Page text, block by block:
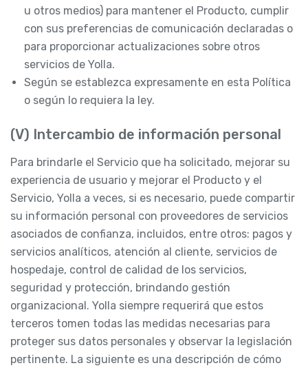
u otros medios) para mantener el Producto, cumplir
con sus preferencias de comunicación declaradas o
para proporcionar actualizaciones sobre otros
servicios de Yolla.
Según se establezca expresamente en esta Política
o según lo requiera la ley.
(V) Intercambio de información personal
Para brindarle el Servicio que ha solicitado, mejorar su
experiencia de usuario y mejorar el Producto y el
Servicio, Yolla a veces, si es necesario, puede compartir
su información personal con proveedores de servicios
asociados de confianza, incluidos, entre otros: pagos y
servicios analíticos, atención al cliente, servicios de
hospedaje, control de calidad de los servicios,
seguridad y protección, brindando gestión
organizacional. Yolla siempre requerirá que estos
terceros tomen todas las medidas necesarias para
proteger sus datos personales y observar la legislación
pertinente. La siguiente es una descripción de cómo